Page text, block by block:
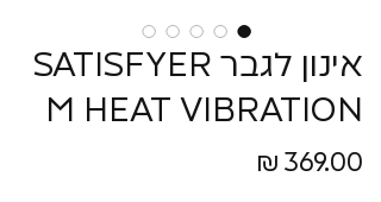
אינון לגבר SATISFYER
M HEAT VIBRATION